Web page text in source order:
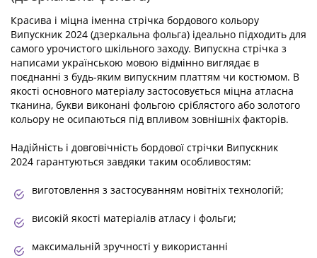
Красива і міцна іменна стрічка бордового кольору
Випускник 2024 (дзеркальна фольга) ідеально підходить для
самого урочистого шкільного заходу. Випускна стрічка з
написами українською мовою відмінно виглядає в
поєднанні з будь-яким випускним платтям чи костюмом. В
якості основного матеріалу застосовується міцна атласна
тканина, букви виконані фольгою сріблястого або золотого
кольору не осипаються під впливом зовнішніх факторів.
Надійність і довговічність бордової стрічки Випускник
2024 гарантуються завдяки таким особливостям:
виготовлення з застосуванням новітніх технологій;
високій якості матеріалів атласу і фольги;
максимальній зручності у використанні